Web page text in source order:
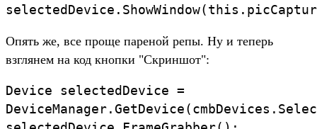
Опять же, все проще пареной репы. Ну и теперь
взглянем на код кнопки "Скриншот":
Device selectedDevice =